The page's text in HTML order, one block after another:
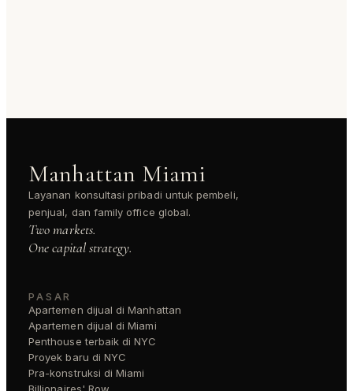
Manhattan Miami
Layanan konsultasi pribadi untuk pembeli,
penjual, dan family office global.
Two markets.
One capital strategy.
PASAR
Apartemen dijual di Manhattan
Apartemen dijual di Miami
Penthouse terbaik di NYC
Proyek baru di NYC
Pra-konstruksi di Miami